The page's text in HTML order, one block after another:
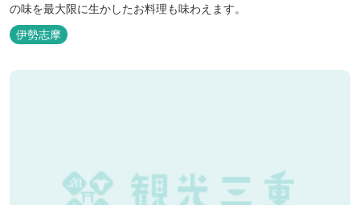
の味を最大限に生かしたお料理も味わえます。
伊勢志摩